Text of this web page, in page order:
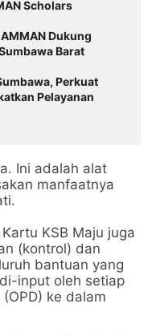
Scholars
Dukung
Barat
Perkuat
Pelayanan
Ini adalah alat
manfaatnya
KSB Maju juga
(kontrol) dan
bantuan yang
input oleh setiap
ke dalam